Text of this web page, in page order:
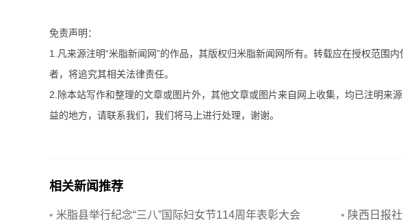
免责声明：
1.凡来源注明“米脂新闻网”的作品，其版权归米脂新闻网所有。转载应在授权范围
者，将追究其相关法律责任。
2.除本站写作和整理的文章或图片外，其他文章或图片来自网上收集，均已注明来
益的地方，请联系我们，我们将马上进行处理，谢谢。
相关新闻推荐
• 米脂县举行纪念“三八”国际妇女节114周年表彰大会 • 陕西日报